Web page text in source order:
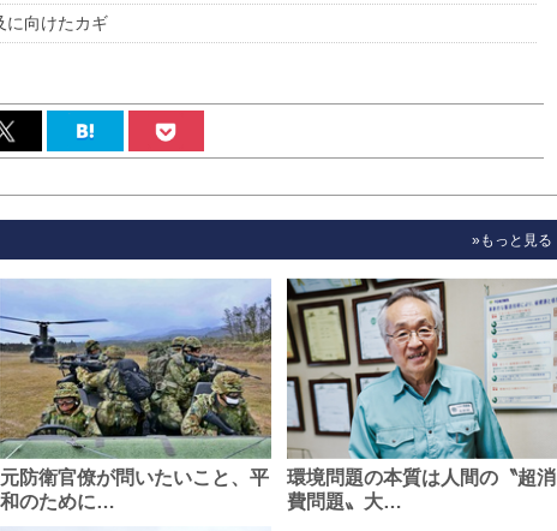
に向けたカギ
»もっと見る
元防衛官僚が問いたいこと、平
和のために…
環境問題の本質は人間の〝超消
費問題〟大…